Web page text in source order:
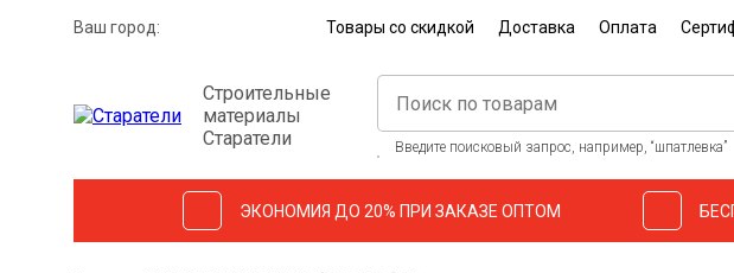
Ваш город: Товары со скидкой Доставка Оплата
Строительные
материалы
Старатели
Введите поисковый запрос, например, “шпатлевка”
ЭКОНОМИЯ ДО 20% ПРИ ЗАКАЗЕ ОПТОМ